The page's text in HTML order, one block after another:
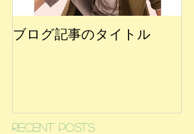
ブログ記事のタイトル
Recent Posts